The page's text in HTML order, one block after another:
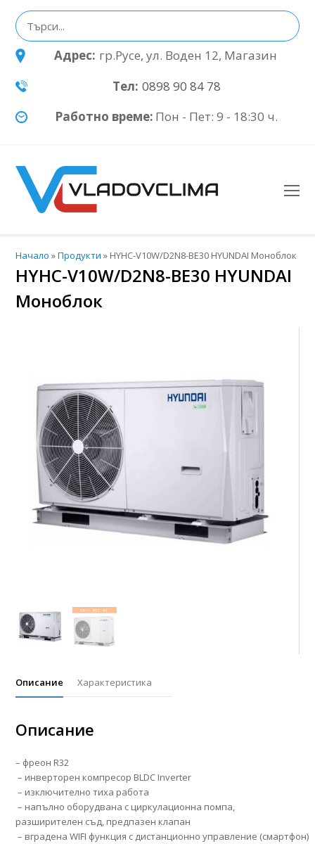
Адрес: гр.Русе, ул. Воден 12, Магазин
Тел: 0898 90 84 78
Работно време: Пон - Пет: 9 - 18:30 ч.
Начало »Продукти » HYHC-V10W/D2N8-BE30 HYUNDAI Моноблок
HYHC-V10W/D2N8-BE30 HYUNDAI
Моноблок
Описание Характеристика
Описание
– фреон R32
– инверторен компресор BLDC Inverter
– изключително тиха работа
– напълно оборудвана с циркулационна помпа,
разширителен съд, предпазен клапан
– вградена WIFI функция с дистанционно управление (смартфон)